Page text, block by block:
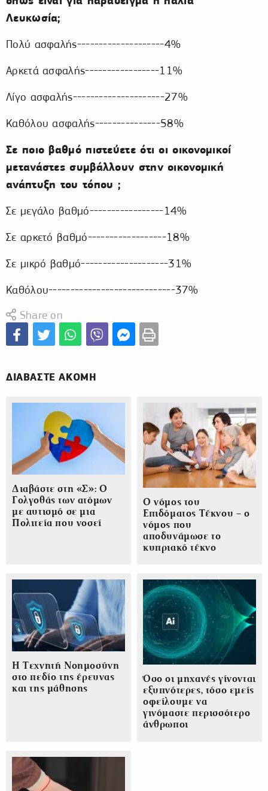
Λευκωσία;
Πολύ ασφαλής--------------------4%
Αρκετά ασφαλής-----------------11%
Λίγο ασφαλής---------------------27%
Καθόλου ασφαλής---------------58%
Σε ποιο βαθμό πιστεύετε ότι οι οικονομικοί
μετανάστες συμβάλλουν στην οικονομική
ανάπτυξη του τόπου ;
Σε μεγάλο βαθμό-----------------14%
Σε αρκετό βαθμό------------------18%
Σε μικρό βαθμό--------------------31%
Καθόλου-----------------------------37%
Share on
ΔΙΑΒΑΣΤΕ ΑΚΟΜΗ
Διαβάστε στη «Σ»: O
Γολγοθάς των ατόμων
με αυτισμό σε μια
Πολιτεία που νοσεί
Ο νόμος του
Επιδόματος Τέκνου – ο
νόμος που
αποδυνάμωσε το
κυπριακό τέκνο
Η Τεχνητή Νοημοσύνη
στο πεδίο της έρευνας
και της μάθησης
Όσο οι μηχανές γίνονται
εξυπνότερες, τόσο εμείς
οφείλουμε να
γινόμαστε περισσότερο
άνθρωποι